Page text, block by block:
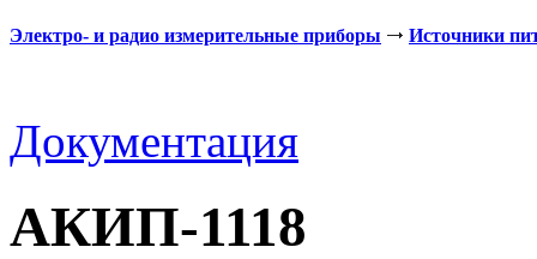
Электро- и радио измерительные приборы Источники
Документация
АКИП-1118